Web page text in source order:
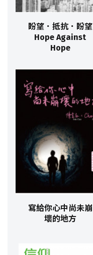
盼望．抵抗．盼望
Hope Against
Hope
寫給你心中尚未崩
壞的地方